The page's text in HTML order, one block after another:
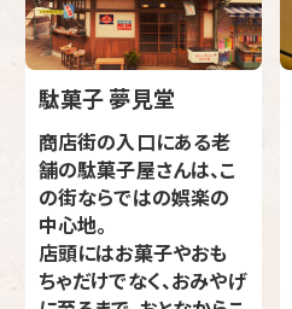
駄菓子 夢見堂
商店街の入口にある老
舗の駄菓子屋さんは、こ
の街ならではの娯楽の
中心地。
店頭にはお菓子やおも
ちゃだけでなく、おみやげ